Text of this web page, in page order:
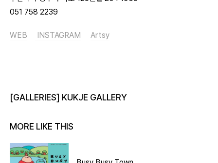
051 758 2239
WEB INSTAGRAM Artsy
[GALLERIES] KUKJE GALLERY
MORE LIKE THIS